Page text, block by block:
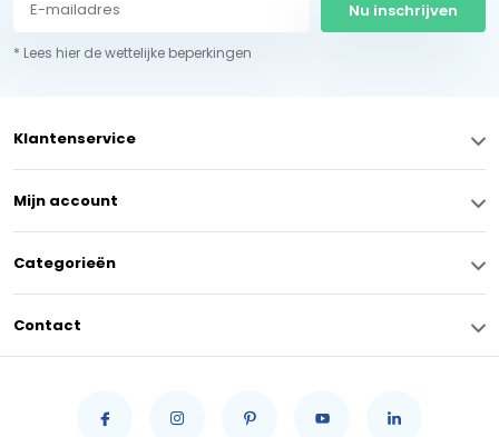
Nu inschrijven
* Lees hier de wettelijke beperkingen
Klantenservice
Mijn account
Categorieën
Contact